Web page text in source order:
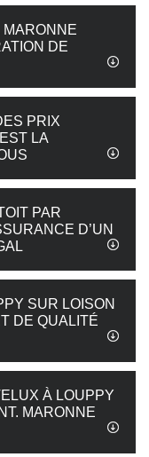
MARONNE
DE
PRIX
LA
PAR
D’UN
SUR LOISON
DE QUALITÉ
À LOUPPY
MARONNE